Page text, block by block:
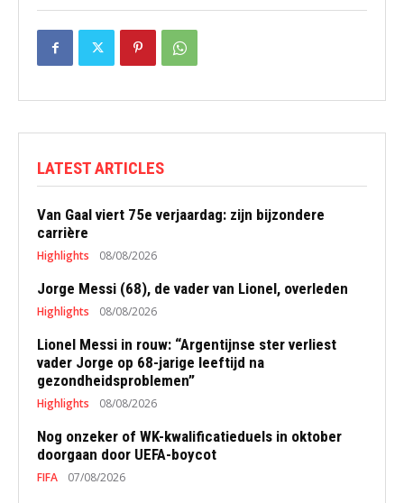
LATEST ARTICLES
Van Gaal viert 75e verjaardag: zijn bijzondere
carrière
Highlights 08/08/2026
Jorge Messi (68), de vader van Lionel, overleden
Highlights 08/08/2026
Lionel Messi in rouw: “Argentijnse ster verliest
vader Jorge op 68-jarige leeftijd na
gezondheidsproblemen”
Highlights 08/08/2026
Nog onzeker of WK-kwalificatieduels in oktober
doorgaan door UEFA-boycot
FIFA 07/08/2026